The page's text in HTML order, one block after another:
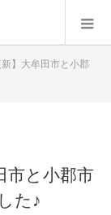
新】大牟田市と小郡
市と小郡市
た♪